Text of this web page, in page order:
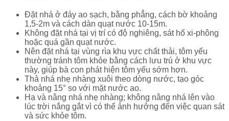
Đặt nhá ở đáy ao sạch, bằng phẳng, cách bờ khoảng
1,5-2m và cách dàn quạt nước 10-15m.
Không đặt nhá tại vị trí có độ nghiêng, sát hố xi-phông
hoặc quá gần quạt nước.
Nên đặt nhá tại vùng rìa khu vực chất thải, tôm yếu
thường tránh tôm khỏe bằng cách lưu trú ở khu vực
này, giúp bà con phát hiện tôm yếu sớm hơn.
Thả nhá nhẹ nhàng xuôi theo dòng nước, tạo góc
khoảng 15° so với mặt nước ao.
Hạ và nâng nhá nhẹ nhàng; không nâng nhá lên vào
lúc trời nắng gắt vì có thể ảnh hưởng đến việc quan sát
và sức khỏe tôm.